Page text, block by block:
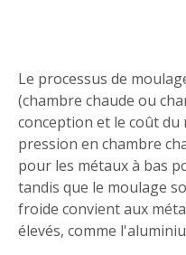
Le processus de
(chambre chaude ou
conception et le coût du
pression en chambre
pour les métaux à bas
tandis que le moulage
froide convient aux
élevés, comme